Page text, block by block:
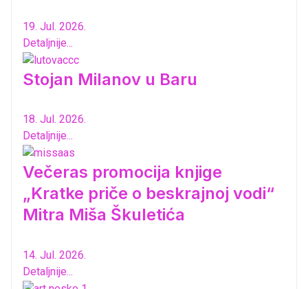
19. Jul. 2026.
Detaljnije...
Stojan Milanov u Baru
18. Jul. 2026.
Detaljnije...
Večeras promocija knjige
„Kratke priče o beskrajnoj vodi“
Mitra Miša Škuletića
14. Jul. 2026.
Detaljnije...